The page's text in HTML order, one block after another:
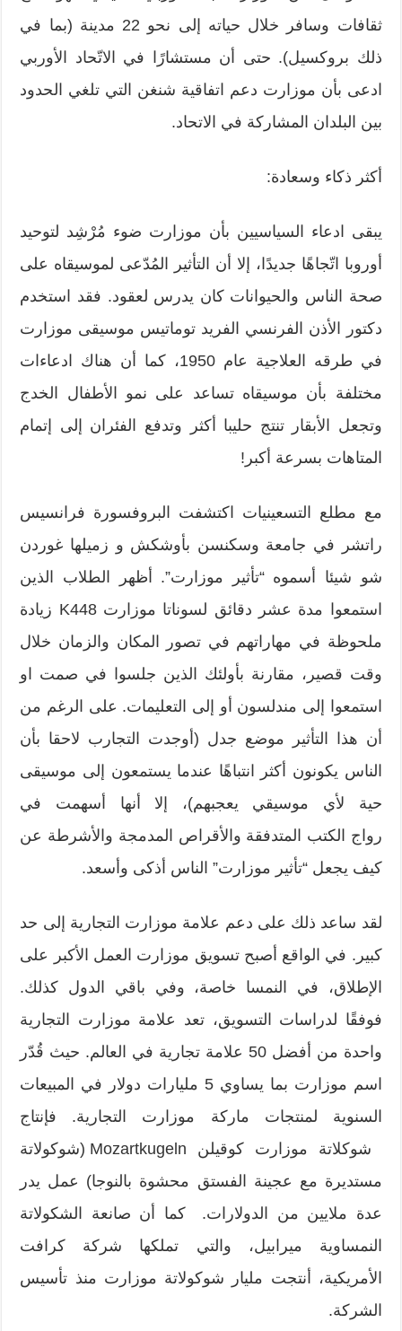
ثقافات وسافر خلال حياته إلى نحو 22 مدينة (بما في
ذلك بروكسيل). حتى أن مستشارًا في الاتّحاد الأوربي
ادعى بأن موزارت دعم اتفاقية شنغن التي تلغي الحدود
بین البلدان المشاركة في الاتحاد.
أكثر ذكاء وسعادة:
يبقى ادعاء السياسيين بأن موزارت ضوء مُرْشِد لتوحيد
أوروبا اتّجاهًا جديدًا، إلا أن التأثير المُدّعى لموسيقاه على
صحة الناس والحیوانات كان یدرس لعقود. فقد استخدم
دكتور الأذن الفرنسي الفريد توماتيس موسيقى موزارت
في طرقه العلاجیة عام 1950، كما أن هناك ادعاءات
مختلفة بأن موسیقاه تساعد على نمو الأطفال الخدج
وتجعل الأبقار تنتج حلیبا أكثر وتدفع الفئران إلى إتمام
المتاهات بسرعة أكبر!
مع مطلع التسعينيات اكتشفت البروفسورة فرانسیس
راتشر في جامعة وسكنسن بأوشكش و زميلھا غوردن
شو شيئا أسموه “تأثير موزارت”. أظهر الطلاب الذين
استمعوا مدة عشر دقائق لسوناتا موزارت K448 زيادة
ملحوظة في مهاراتهم في تصور المكان والزمان خلال
وقت قصیر، مقارنة بأولئك الذین جلسوا في صمت او
استمعوا إلى مندلسون أو إلى التعليمات. على الرغم من
أن هذا التأثير موضع جدل (أوجدت التجارب لاحقا بأن
الناس یكونون أكثر انتباهًا عندما يستمعون إلى موسيقى
حية لأي موسيقي يعجبهم)، إلا أنها أسهمت في
رواج الكتب المتدفقة والأقراص المدمجة والأشرطة عن
كيف يجعل “تأثير موزارت” الناس أذكى وأسعد.
لقد ساعد ذلك على دعم علامة موزارت التجارية إلى حد
كبير. في الواقع أصبح تسويق موزارت العمل الأكبر على
الإطلاق، في النمسا خاصة، وفي باقي الدول كذلك.
فوفقًا لدراسات التسويق، تعد علامة موزارت التجارية
واحدة من أفضل 50 علامة تجارية في العالم. حيث قُدّر
اسم موزارت بما يساوي 5 ملیارات دولار في المبيعات
السنوية لمنتجات ماركة موزارت التجارية. فإنتاج
شوكلاتة موزارت كوقيلن Mozartkugeln (شوكولاتة
مستديرة مع عجينة الفستق محشوة بالنوجا) عمل يدر
عدة ملايين من الدولارات. كما أن صانعة الشكولاتة
النمساوية ميرابيل، والتي تملكها شركة كرافت
الأمريكية، أنتجت مليار شوكولاتة موزارت منذ تأسيس
الشركة.